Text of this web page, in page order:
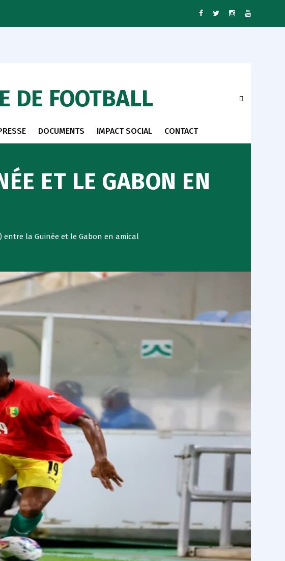
DE FOOTBALL
DOCUMENTS IMPACT SOCIAL CONTACT
ET LE GABON EN
entre la Guinée et le Gabon en amical